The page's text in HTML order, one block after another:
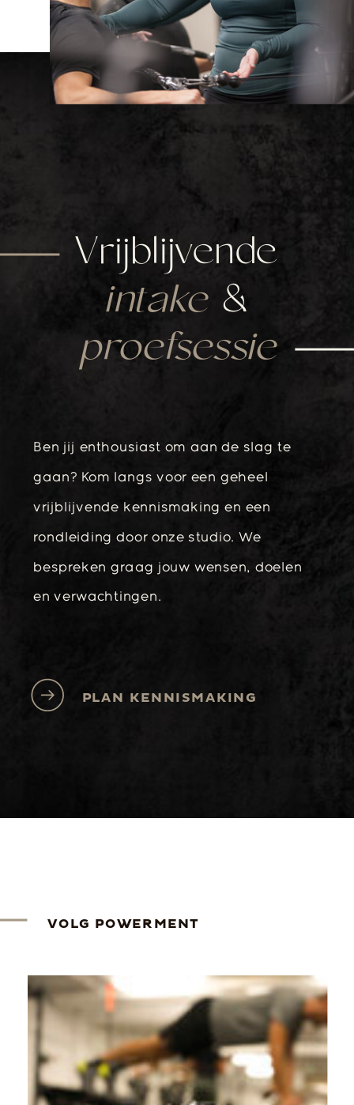
PLAN KENNISMAKING
Ben jij enthousiast om aan de slag te
gaan? Kom langs voor een geheel
vrijblijvende kennismaking en een
rondleiding door onze studio. We
bespreken graag jouw wensen, doelen
en verwachtingen.
proefsessie
&
intake
Vrijblijvende
VOLG POWERMENT